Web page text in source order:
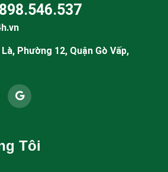
Phường 12, Quận Gò Vấp,
Tôi